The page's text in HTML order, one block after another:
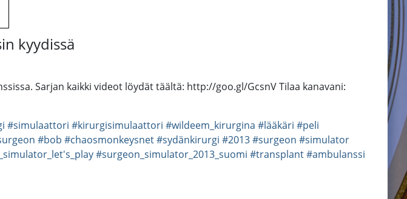
kyydissä
Sarjan kaikki videot löydät täältä: http://goo.gl/GcsnV Tilaa kanavani:
#simulaattori #kirurgisimulaattori #wildeem_kirurgina #lääkäri #peli
#bob #chaosmonkeysnet#sydänkirurgi #2013#surgeon #simulator
#surgeon_simulator_2013_suomi #transplant#ambulanssi